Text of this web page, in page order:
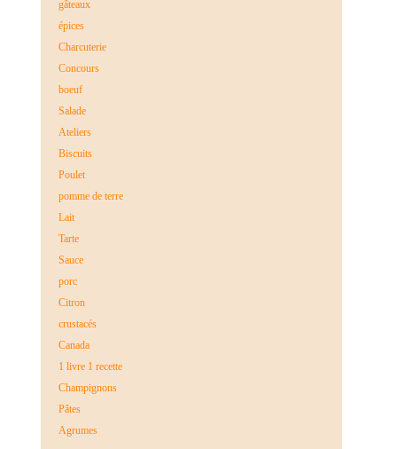
gâteaux
épices
Charcuterie
Concours
boeuf
Salade
Ateliers
Biscuits
Poulet
pomme de terre
Lait
Tarte
Sauce
porc
Citron
crustacés
Canada
1 livre 1 recette
Champignons
Pâtes
Agrumes